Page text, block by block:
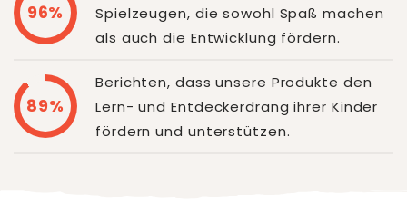
96%
Spielzeugen, die sowohl Spaß machen
als auch die Entwicklung fördern.
89%
Berichten, dass unsere Produkte den
Lern- und Entdeckerdrang ihrer Kinder
fördern und unterstützen.